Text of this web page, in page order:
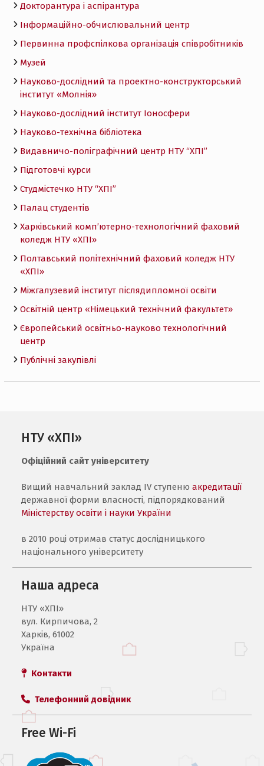
Докторантура і аспірантура
Інформаційно-обчислювальний центр
Первинна профспілкова організація співробітників
Музей
Науково-дослідний та проектно-конструкторський
інститут «Молнія»
Науково-дослідний інститут Іоносфери
Науково-технічна бібліотека
Видавничо-поліграфічний центр НТУ “ХПІ”
Підготовчі курси
Студмістечко НТУ “ХПІ”
Палац студентів
Харківський комп’ютерно-технологічний фаховий
коледж НТУ «ХПI»
Полтавський політехнічний фаховий коледж НТУ
«ХПI»
Міжгалузевий інститут післядипломної освіти
Освітній центр «Німецький технічний факультет»
Європейський освітньо-науково технологічний
центр
Публічні закупівлі
НТУ «ХПІ»
Офіційний сайт університету
Вищий навчальний заклад IV ступенюакредитації
державної форми власності, підпорядкований
Міністерству освіти і науки України
в 2010 році отримав статус дослідницького
національного університету
Наша адреса
НТУ «ХПI»
вул. Кирпичова, 2
Харків, 61002
Україна
Контакти
Телефонний довідник
Free Wi-Fi